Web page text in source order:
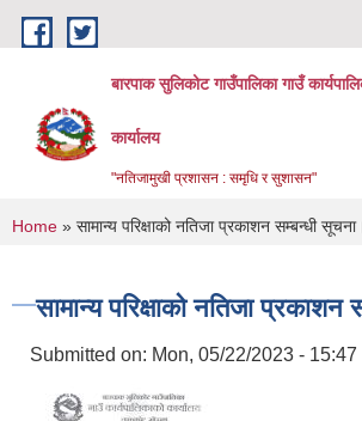
Skip to main content
बारपाक सुलिकोट गाउँपालिका गाउँ
कार्यालय
"नतिजामुखी प्रशासन : समृधि र सुशासन"
You are here
Home » सामान्य परिक्षाको नतिजा प्रकाशन सम्बन्धी
सामान्य परिक्षाको नतिजा प्रकाशन
Submitted on: Mon, 05/22/2023 - 15:47